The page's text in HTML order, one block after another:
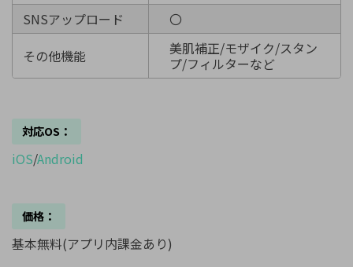
SNSアップロード
〇
その他機能
美肌補正/モザイク/スタン
プ/フィルターなど
対応OS：
iOS/Android
価格：
基本無料(アプリ内課金あり)